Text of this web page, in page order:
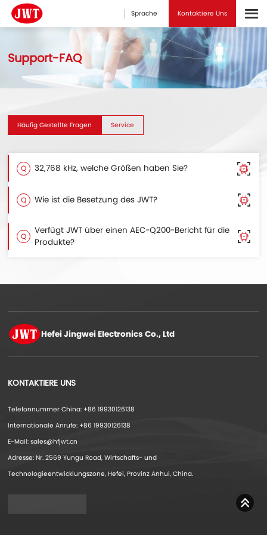
Sprache Kontaktiere Uns
Support-FAQ
Häufig Gestellte Fragen Service
Q 32,768 kHz, welche Größen haben Sie?
Q Wie ist die Besetzung des JWT?
Q
Verfügt JWT über einen AEC-Q200-Bericht für die
Produkte?
Hefei JingweiElectronics Co., Ltd
KONTAKTIERE UNS
Telefonnummer China: +86 19930126138
Internationale Anrufe: +86 19930126138
E-Mail: sales@hfjwt.cn
Adresse: Nr. 2569 Yungu Road, Wirtschafts- und
Technologieentwicklungszone, Hefei, Provinz Anhui, China.